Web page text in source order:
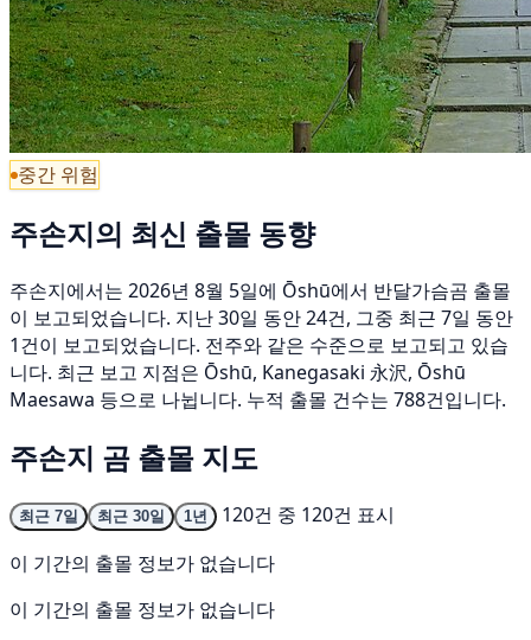
중간 위험
주손지의 최신 출몰 동향
주손지에서는 2026년 8월 5일에 Ōshū에서 반달가슴곰 출몰
이 보고되었습니다. 지난 30일 동안 24건, 그중 최근 7일 동안
1건이 보고되었습니다. 전주와 같은 수준으로 보고되고 있습
니다. 최근 보고 지점은 Ōshū, Kanegasaki 永沢, Ōshū
Maesawa 등으로 나뉩니다. 누적 출몰 건수는 788건입니다.
주손지 곰 출몰 지도
최근 7일 최근 30일 1년
120건 중 120건 표시
이 기간의 출몰 정보가 없습니다
이 기간의 출몰 정보가 없습니다